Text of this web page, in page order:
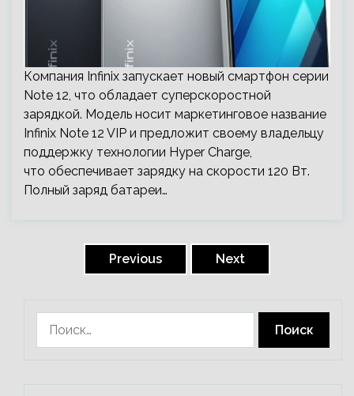
Компания Infinix запускает новый смартфон серии
Note 12, что обладает суперскоростной
зарядкой. Модель носит маркетинговое название
Infinix Note 12 VIP и предложит своему владельцу
поддержку технологии Hyper Charge,
что обеспечивает зарядку на скорости 120 Вт.
Полный заряд батареи…
Previous Next